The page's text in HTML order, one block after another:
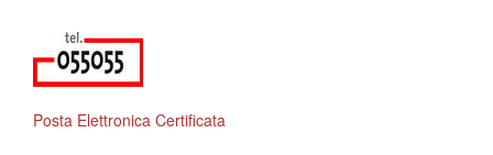
Posta Elettronica Certificata